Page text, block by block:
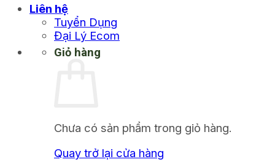
Liên hệ
Tuyển Dụng
Đại Lý Ecom
Giỏ hàng
Chưa có sản phẩm trong giỏ hàng.
Quay trở lại cửa hàng